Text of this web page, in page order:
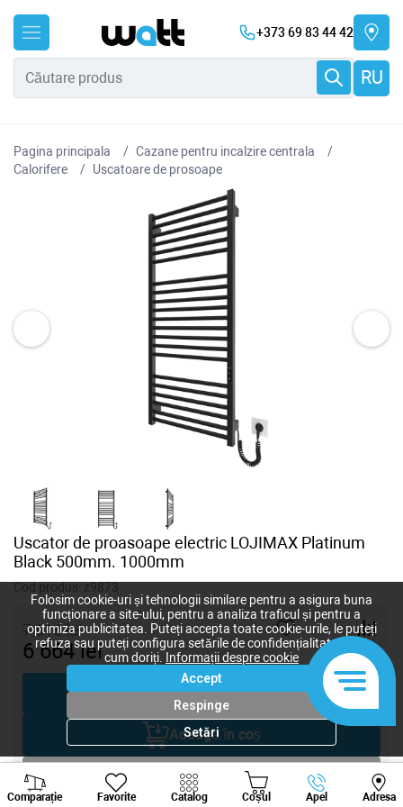
+373 69 83 44 42
RU
Pagina principala
Cazane pentru incalzire centrala
Сalorifere
Uscatoare de prosoape
Uscator de proasoape electric LOJIMAX Platinum
Black 500mm. 1000mm
Cod produs:z9873
7 616lei
6 664lei - +
Cumpără acum
Adaugă în coș
Negociază
Comparație Favorite Catalog Coșul Apel Adresa
Viber Whatsapp
Folosim cookie-uri și tehnologii similare pentru a asigura buna
funcționare a site-ului, pentru a analiza traficul și pentru a
optimiza publicitatea. Puteți accepta toate cookie-urile, le puteți
refuza sau puteți configura setările de confidențialitate după
cum doriți.
Informații despre cookie
Accept
Respinge
Setări